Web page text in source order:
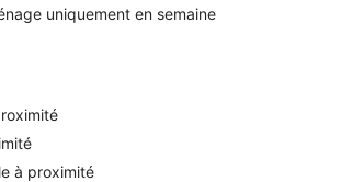
uniquement en semaine
à proximité